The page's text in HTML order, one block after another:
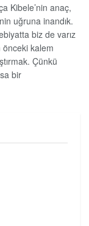
Kibele’nin anaç,
uğruna inandık.
biz de varız
önceki kalem
Çünkü
bir